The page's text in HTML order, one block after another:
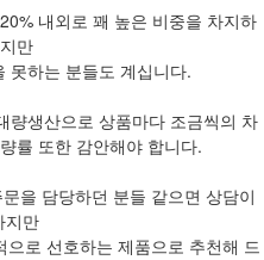
내외로 꽤 높은 비중을 차지하
만
못하는 분들도 계십니다.
량생산으로 상품마다 조금씩의 차
률 또한 감안해야 합니다.
을 담당하던 분들 같으면 상담이
지만
로 선호하는 제품으로 추천해 드